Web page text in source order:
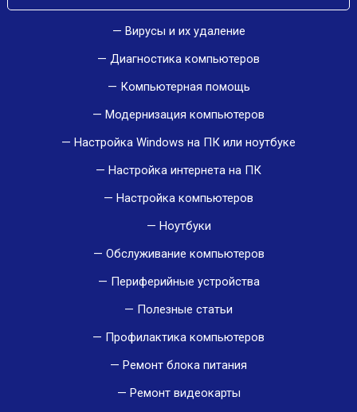
Вирусы и их удаление
Диагностика компьютеров
Компьютерная помощь
Модернизация компьютеров
Настройка Windows на ПК или ноутбуке
Настройка интернета на ПК
Настройка компьютеров
Ноутбуки
Обслуживание компьютеров
Периферийные устройства
Полезные статьи
Профилактика компьютеров
Ремонт блока питания
Ремонт видеокарты